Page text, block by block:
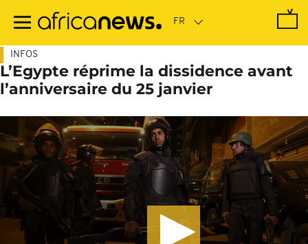
contenu
INFOS
L’Egypte réprime la dissidence avant
l’anniversaire du 25 janvier